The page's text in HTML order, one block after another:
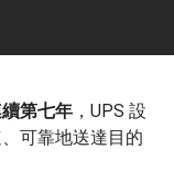
第七年 ，UPS 設
可靠地送達目的